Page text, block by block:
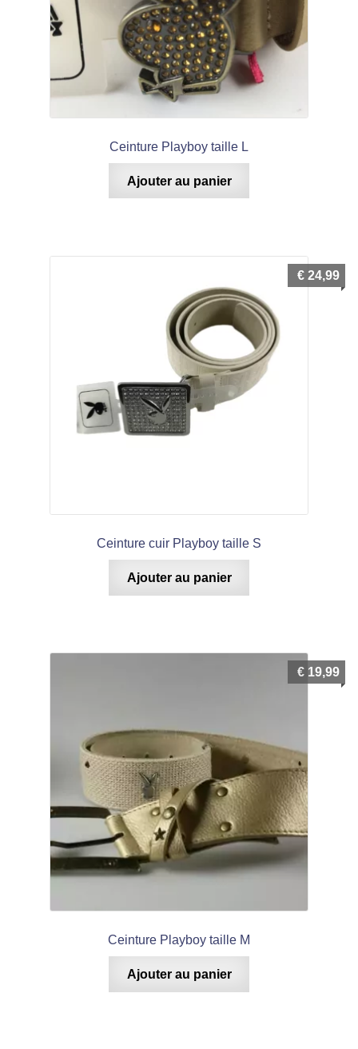
Ceinture Playboy taille L
Ajouter au panier
Ceinture cuir Playboy taille S
€ 24,99
Ajouter au panier
Ceinture Playboy taille M
€ 19,99
Ajouter au panier